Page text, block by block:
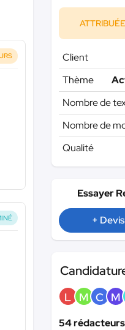
Client
Thème
Nombre de
Nombre de
Qualité
Essayer
+
L M C M
54